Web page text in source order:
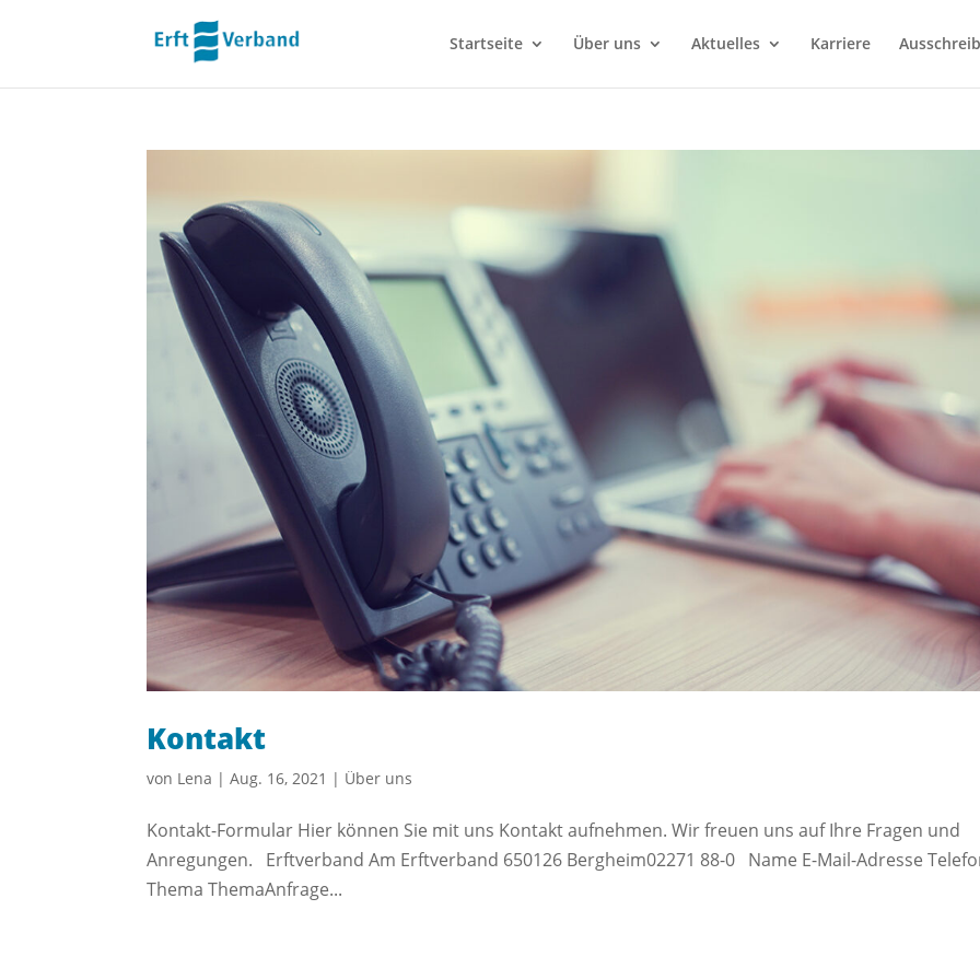
Startseite Über uns Aktuelles Karriere
Kontakt
von Lena |Aug. 16, 2021 | Über uns
Kontakt-Formular Hier können Sie mit uns Kontakt aufnehmen. Wir freuen uns auf Ihre Fragen und
Anregungen. Erftverband Am Erftverband 650126 Bergheim02271 88-0 Name E-Mail-Adresse
Thema ThemaAnfrage...